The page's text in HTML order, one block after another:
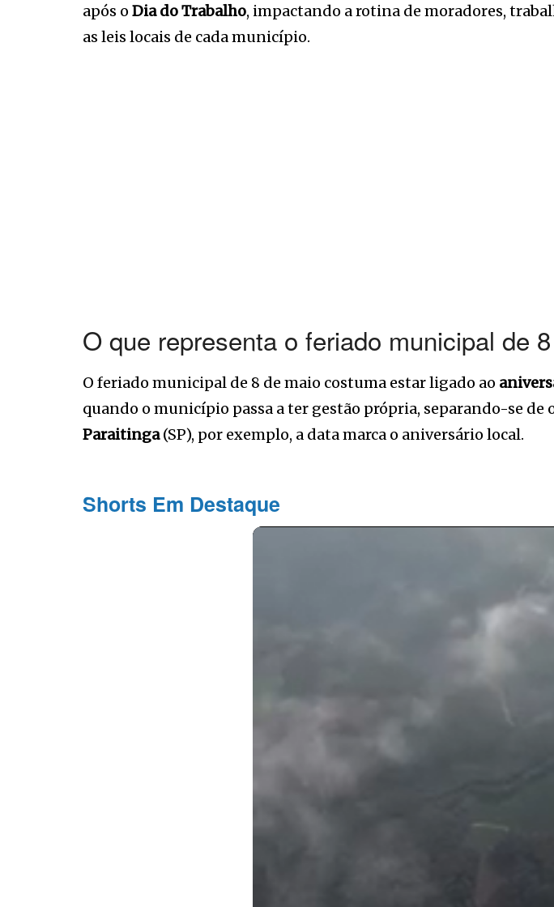
após o Dia do Trabalho, impactando a rotina de moradores,
as leis locais de cada município.
O que representa o feriado municipal de
O feriado municipal de 8 de maio costuma estar ligado ao
quando o município passa a ter gestão própria, separando-se de
Paraitinga(SP), por exemplo, a data marca o aniversário local.
Shorts Em Destaque